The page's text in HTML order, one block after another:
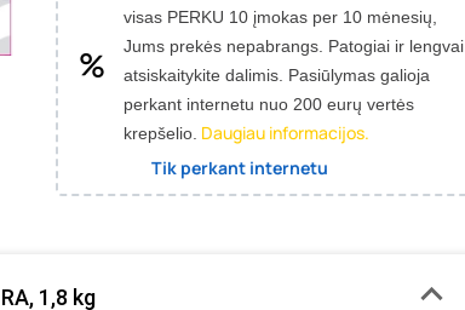
visas PERKU 10 įmokas per 10 mėnesių,
Jums prekės nepabrangs. Patogiai ir lengvai
atsiskaitykite dalimis. Pasiūlymas galioja
perkant internetu nuo 200 eurų vertės
krepšelio. Daugiau informacijos.
Tik perkant internetu
1,8 kg